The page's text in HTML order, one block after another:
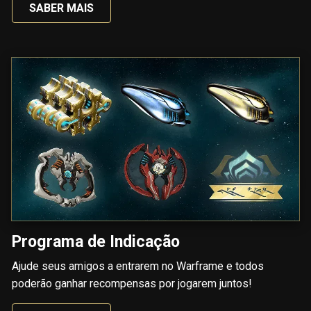
SABER MAIS
Programa de Indicação
Ajude seus amigos a entrarem no Warframe e todos
poderão ganhar recompensas por jogarem juntos!